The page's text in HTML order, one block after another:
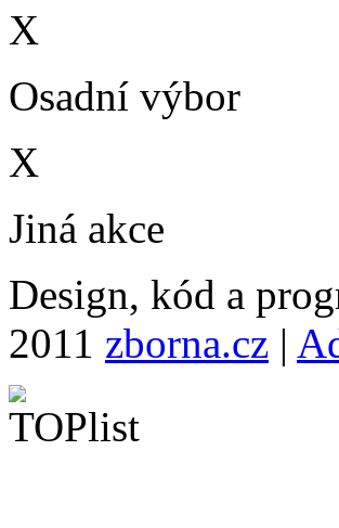
X
Osadní výbor
X
Jiná akce
Design, kód a
2011 zborna.cz |